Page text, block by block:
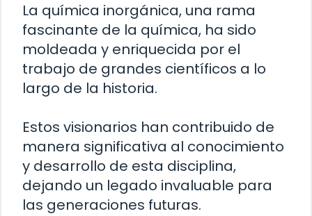
La química inorgánica, una rama
fascinante de la química, ha sido
moldeada y enriquecida por el
trabajo de grandes científicos a lo
largo de la historia.
Estos visionarios han contribuido de
manera significativa al conocimiento
y desarrollo de esta disciplina,
dejando un legado invaluable para
las generaciones futuras.